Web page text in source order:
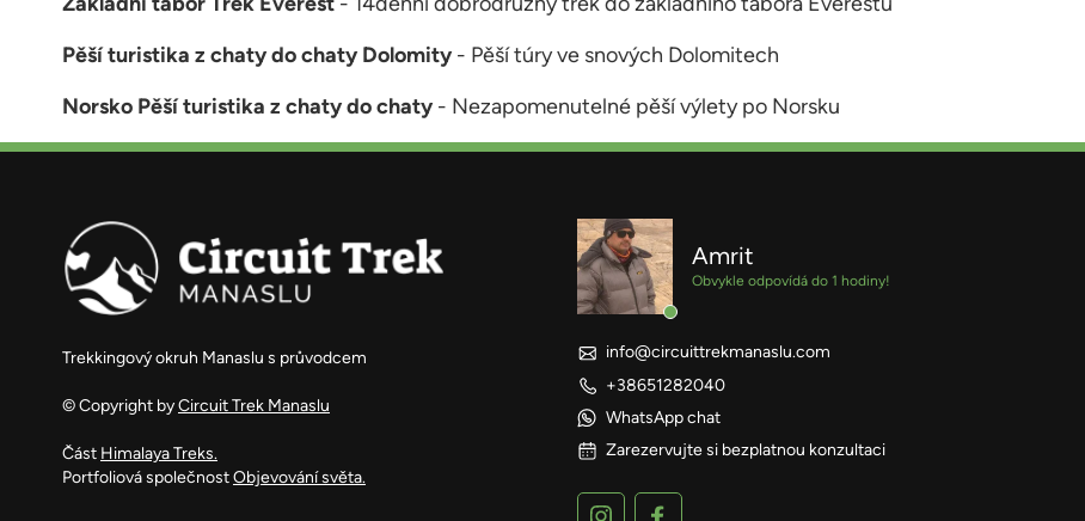
Pěší turistika z chaty do chaty Dolomity - Pěší túry ve snových Dolomitech
Norsko Pěší turistika z chaty do chaty - Nezapomenutelné pěší výlety po Norsku
Trekkingový okruh Manaslu s průvodcem
© Copyright byCircuit Trek Manaslu
Část Himalaya Treks.
Portfoliová společnostObjevování světa.
Amrit
Obvykle odpovídá do 1 hodiny!
info@circuittrekmanaslu.com
+38651282040
WhatsApp chat
Zarezervujte si bezplatnou konzultaci